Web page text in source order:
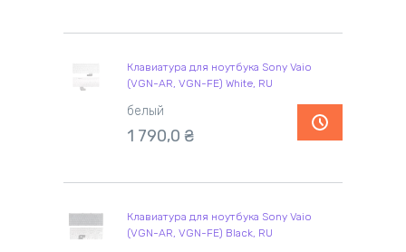
Клавиатура для ноутбука Sony Vaio
(VGN-AR, VGN-FE) White, RU
белый
1 790,0 ₴
Клавиатура для ноутбука Sony Vaio
(VGN-AR, VGN-FE) Black, RU